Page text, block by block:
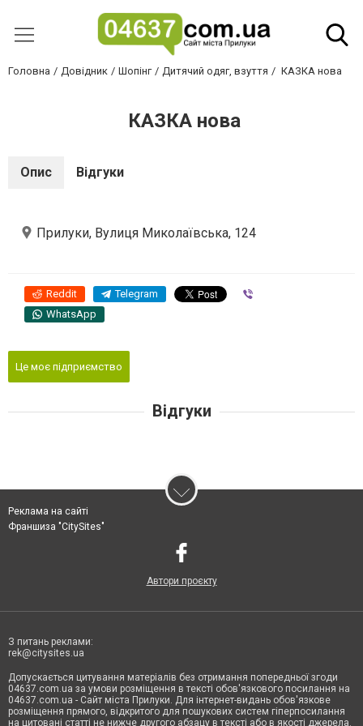
Головна Довідник Шопінг Дитячий одяг, взуття КАЗКА нова
КАЗКА нова
Опис Відгуки
Прилуки, Вулиця Миколаївська, 124
Reddit Telegram
WhatsApp
Це моє підприємство
Відгуки
Реклама на сайті
Франшиза "CitySites"
Автори проєкту
З питань реклами:
rek@citysites.ua
Допускається цитування матеріалів без отримання попередньої згоди
04637.com.ua за умови розміщення в тексті обов'язкового посилання на
04637.com.ua - Сайт міста Прилуки. Для інтернет-видань обов'язкове
розміщення прямого, відкритого для пошукових систем гіперпосилання
на цитовані статті не нижче другого абзацу в тексті або в якості джерела.